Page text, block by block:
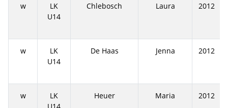
w
LK
U14
Chlebosch Laura 2012
w
LK
U14
De Haas Jenna 2012
w
LK
Heuer Maria 2012